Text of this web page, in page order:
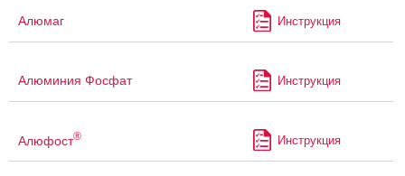
Алюмаг Инструкция
Алюминия Фосфат Инструкция
Алюфост® Инструкция